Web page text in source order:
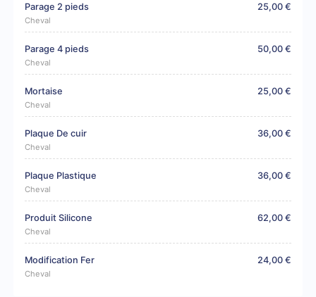
Parage 2 pieds
Cheval
25,00 €
Parage 4 pieds
Cheval
50,00 €
Mortaise
Cheval
25,00 €
Plaque De cuir
Cheval
36,00 €
Plaque Plastique
Cheval
36,00 €
Produit Silicone
Cheval
62,00 €
Modification Fer
Cheval
24,00 €